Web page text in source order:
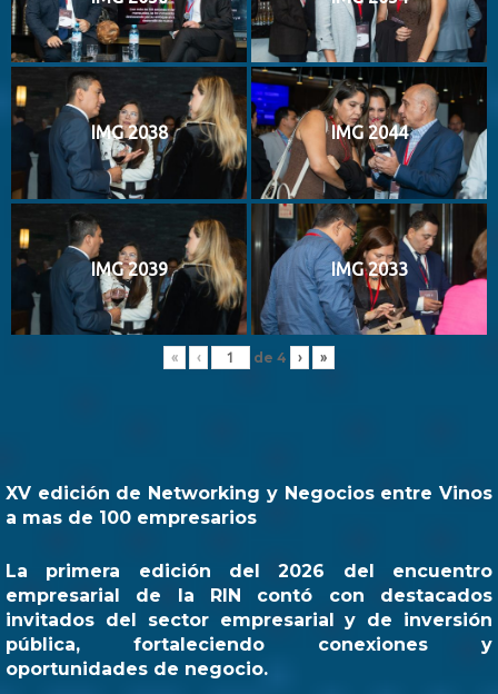
IMG 2038 IMG 2044
IMG 2039 IMG 2033
« ‹ de 4 › »
XV edición de Networking y Negocios entre Vinos
a mas de 100 empresarios
La primera edición del 2026 del encuentro
empresarial de la RIN contó con destacados
invitados del sector empresarial y de inversión
pública, fortaleciendo conexiones y
oportunidades de negocio.